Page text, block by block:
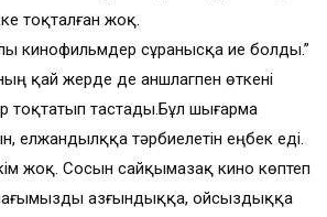
тоқталған жоқ.
кинофильмдер сұранысқа ие болды.”
қай жерде де аншлагпен өткені
тоқтатып тастады.Бұл шығарма
елжандылққа тәрбиелетін еңбек еді.
жоқ. Сосын сайқымазақ кино көптеп
азғындыққа, ойсыздыққа